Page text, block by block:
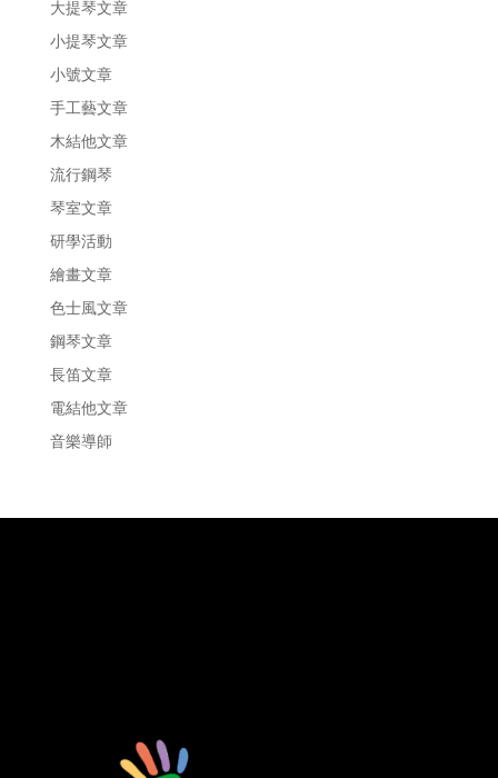
大提琴文章
小提琴文章
小號文章
手工藝文章
木結他文章
流行鋼琴
琴室文章
研學活動
繪畫文章
色士風文章
鋼琴文章
長笛文章
電結他文章
音樂導師